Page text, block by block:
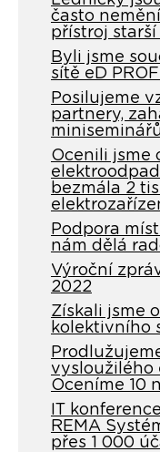
často
přístroj starší
Byli jsme
sítě eD
Posilujeme
partnery,
Ocenili jsme
bezmála 2
Podpora
nám dělá
Výroční
2022
Získali jsme
kolektivního
vysloužilého
Oceníme 10
IT
REMA
přes 1 000